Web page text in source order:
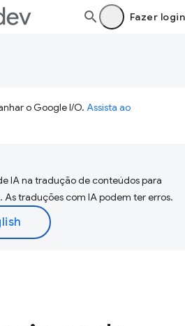
Fazer login
o Google I/O. Assista ao
IA na tradução de conteúdos para
traduções com IA podem ter erros.